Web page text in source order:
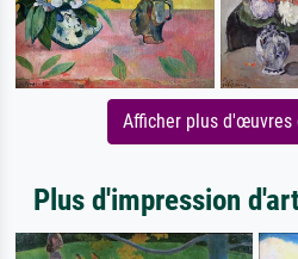
Afficher plus
Plus d'impression